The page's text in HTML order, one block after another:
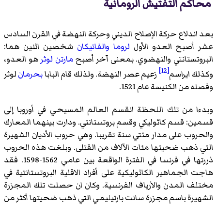
محاكم التفتيش الرومانية
بعد اندلاع حركة الإصلاح الديني وحركة النهضة في القرن السادس
عشر أصبح العدو الأول لروما والفاتيكان شخصين اثنين هما:
البروتستانتي والنهضوي. بمعنى آخر أصبحمارتن لوثر هو العدو،
وكذلكايراسم[12] زعيم عصر النهضة. ولذلك قام البابابحرمانلوثر
وفصله من الكنيسة عام 1521.
وبدءا من تلك اللحظة انقسم العالم المسيحي في أوروبا إلى
قسمين: قسم كاثوليكي وقسم بروتستانتي. ودارت بينهما المعارك
والحروب على مدار مئتي سنة تقريبا. وهي حروب الأديان الشهيرة
التي ذهب ضحيتها مئات الآلاف من القتلى. وبلغت هذه الحروب
ذررتها في فرنسا في الفترة الواقعة بين عامي 1562-1598. فقد
هاجت الجماهير الكاثوليكية على أفراد الاقلية البروتستانتية في
مختلف المدن والأرياف الفرنسية. وكان ان حصلت تلك المجزرة
الشهيرة باسم مجزرةسانت بارتيليميالتي ذهب ضحيتها أكثر من